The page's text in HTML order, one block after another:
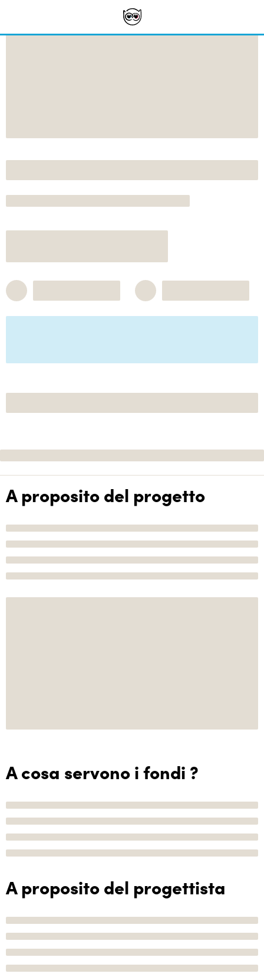
A proposito del progetto
A cosa servono i fondi ?
A proposito del progettista